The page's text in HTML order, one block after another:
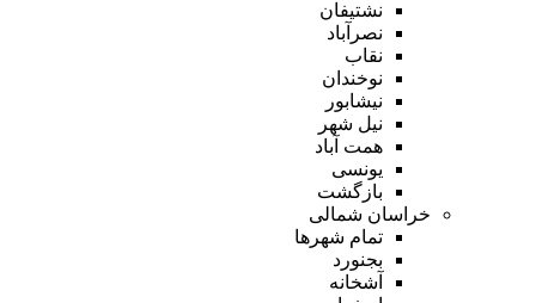
نشتیفان
نصرآباد
نقاب
نوخندان
نیشابور
نیل شهر
همت آباد
یونسی
بازگشت
خراسان شمالی
تمام شهر‌ها
بجنورد
آشخانه